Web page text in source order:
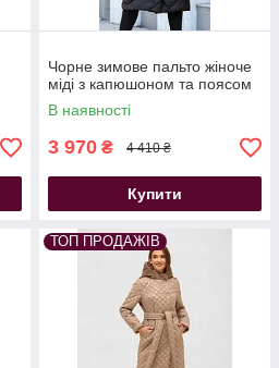
Чорне зимове пальто жіноче
міді з капюшоном та поясом
В наявності
3 970 ₴ 4 410 ₴
Купити
ТОП ПРОДАЖІВ